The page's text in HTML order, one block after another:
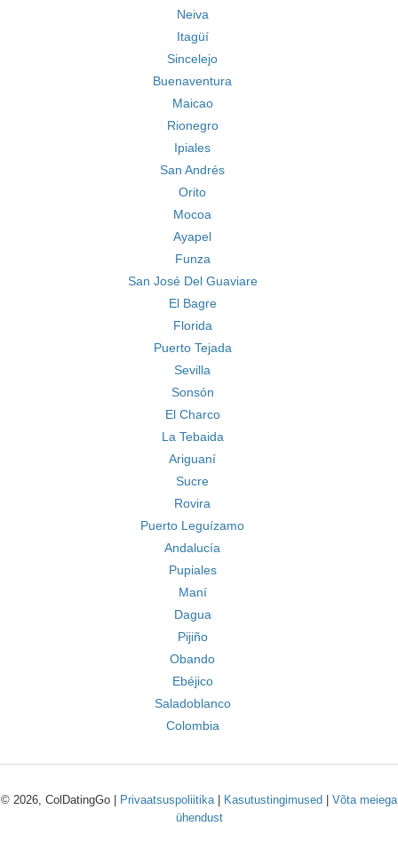
Neiva
Itagüí
Sincelejo
Buenaventura
Maicao
Rionegro
Ipiales
San Andrés
Orito
Mocoa
Ayapel
Funza
San José Del Guaviare
El Bagre
Florida
Puerto Tejada
Sevilla
Sonsón
El Charco
La Tebaida
Ariguaní
Sucre
Rovira
Puerto Leguízamo
Andalucía
Pupiales
Maní
Dagua
Pijiño
Obando
Ebéjico
Saladoblanco
Colombia
© 2026, ColDatingGo | Privaatsuspoliitika| Kasutustingimused
Võta meiega
ühendust